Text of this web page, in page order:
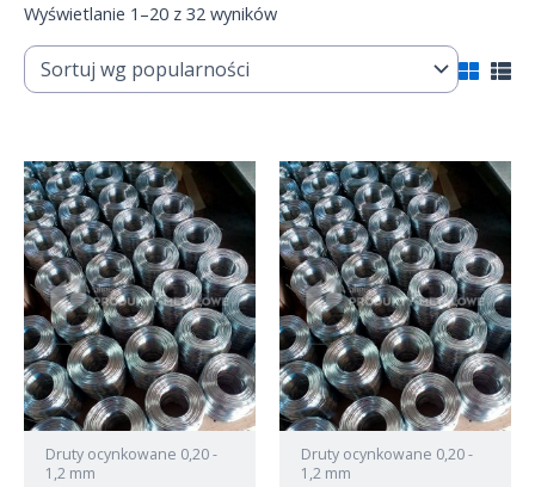
Wyświetlanie 1–20 z 32 wyników
Druty ocynkowane 0,20 -
1,2 mm
Druty ocynkowane 0,20 -
1,2 mm